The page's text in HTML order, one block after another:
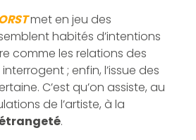
met en jeu des
habités d’intentions
comme les relations des
; enfin, l’issue des
C’est qu’on assiste, au
de l’artiste, à la
.